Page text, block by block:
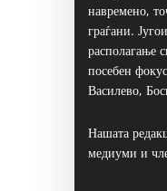
навремено,
граѓани.
располагање
посебен
Василево,
Нашата
медиуми и